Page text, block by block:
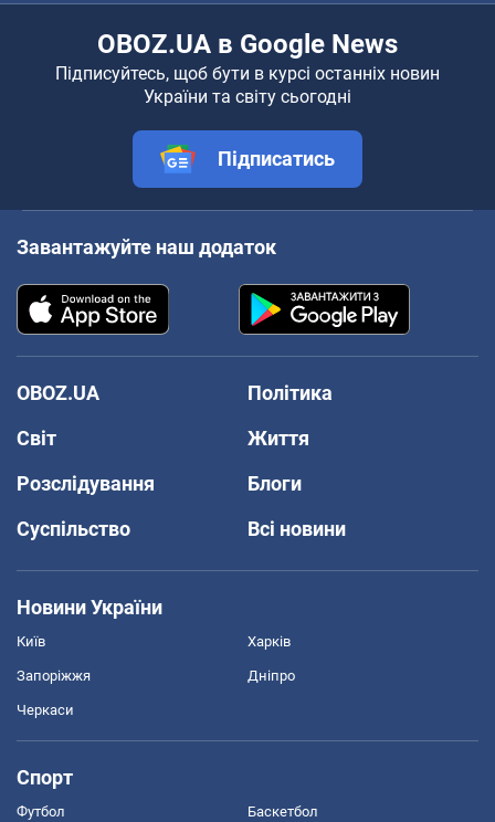
OBOZ.UA в Google News
Підписуйтесь, щоб бути в курсі останніх новин
України та світу сьогодні
Підписатись
Завантажуйте наш додаток
OBOZ.UA
Політика
Світ
Життя
Розслідування
Блоги
Суспільство
Всі новини
Новини України
Київ Харків
Запоріжжя Дніпро
Черкаси
Спорт
Футбол Баскетбол